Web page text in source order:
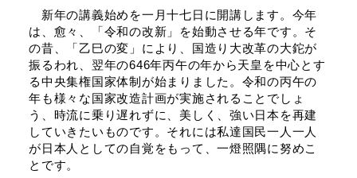
新年の講義始めを一月十七日に開講します。今年
は、愈々、「令和の改新」を始動させる年です。そ
の昔、「乙巳の変」により、国造り大改革の大鉈が
振るわれ、翌年の646年丙午の年から天皇を中心とす
る中央集権国家体制が始まりました。令和の丙午の
年も様々な国家改造計画が実施されることでしょ
う、時流に乗り遅れずに、美しく、強い日本を再建
していきたいものです。それには私達国民一人一人
が日本人としての自覚をもって、一燈照隅に努めこ
とです。